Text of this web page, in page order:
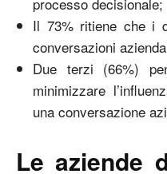
Il 73% ritiene che i
conversazioni
Due terzi (66%)
minimizzare
una conversazione
Le aziende